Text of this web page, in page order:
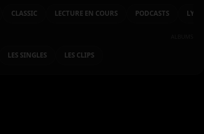
CLASSIC LECTURE EN COURS PODCASTS
LES SINGLES LES CLIPS